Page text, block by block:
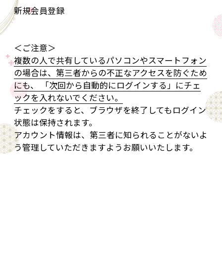
新規会員登録
＜ご注意＞
複数の人で共有しているパソコンやスマートフォン
の場合は、第三者からの不正なアクセスを防ぐため
にも、 「次回から自動的にログインする」にチェ
ックを入れないでください。
チェックをすると、ブラウザを終了してもログイン
状態は保持されます。
アカウント情報は、第三者に知られることがないよ
う管理していただきますようお願いいたします。